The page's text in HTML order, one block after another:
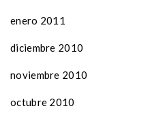
enero 2011
diciembre 2010
noviembre 2010
octubre 2010